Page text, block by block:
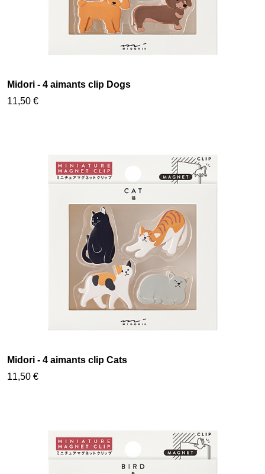
Midori - 4 aimants clip Dogs
11,50 €
Midori - 4 aimants clip Cats
11,50 €